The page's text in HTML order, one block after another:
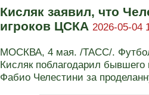
Кисляк заявил, что
игроков ЦСКА 2026-05-04
МОСКВА, 4 мая. /ТАСС/.
Кисляк поблагодарил бывшего
Фабио Челестини за